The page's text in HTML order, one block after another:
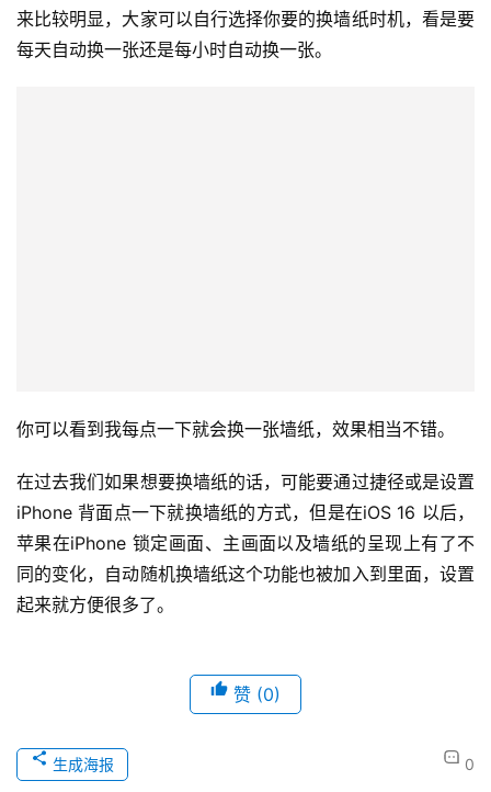
来比较明显，大家可以自行选择你要的换墙纸时机，看是要
每天自动换一张还是每小时自动换一张。
你可以看到我每点一下就会换一张墙纸，效果相当不错。
在过去我们如果想要换墙纸的话，可能要通过捷径或是设置
iPhone 背面点一下就换墙纸的方式，但是在iOS 16 以后，
苹果在iPhone 锁定画面、主画面以及墙纸的呈现上有了不
同的变化，自动随机换墙纸这个功能也被加入到里面，设置
起来就方便很多了。
赞 (0)
0
生成海报